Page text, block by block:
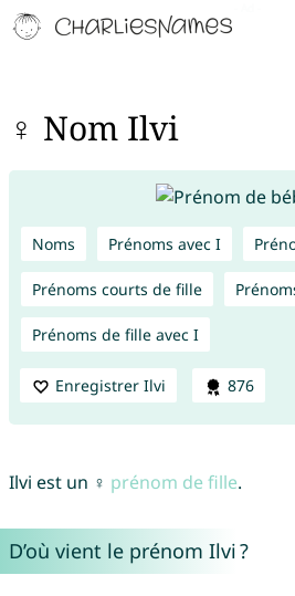
♀ Nom Ilvi
Noms Prénoms avec I
Prénoms courts de fille
Prénoms de fille avec I
Enregistrer Ilvi 876
Ilvi est un ♀ prénom de fille.
D’où vient le prénom Ilvi ?